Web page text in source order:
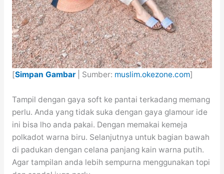
[Simpan Gambar| Sumber: muslim.okezone.com]
Tampil dengan gaya soft ke pantai terkadang memang
perlu. Anda yang tidak suka dengan gaya glamour ide
ini bisa lho anda pakai. Dengan memakai kemeja
polkadot warna biru. Selanjutnya untuk bagian bawah
di padukan dengan celana panjang kain warna putih.
Agar tampilan anda lebih sempurna menggunakan topi